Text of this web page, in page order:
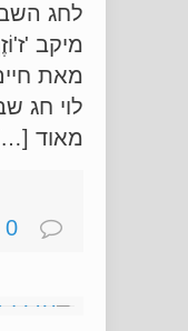
לחג
מיקב
מאת
לוי חג
מאוד
0